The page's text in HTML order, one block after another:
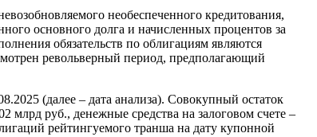
необеспеченного кредитования,
основного долга и начисленных процентов за
обязательств по облигациям являются
револьверный период, предполагающий
(далее – дата анализа). Совокупный остаток
млрд руб., денежные средства на залоговом счете –
рейтингуемого транша на дату купонной